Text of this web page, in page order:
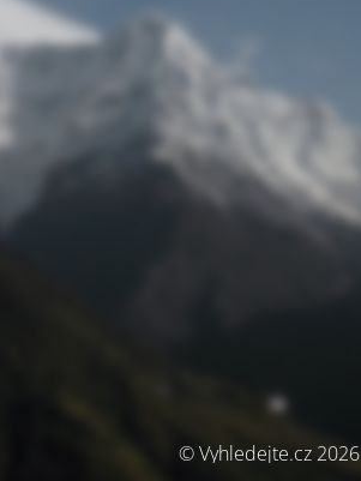
© Vyhledejte.cz 2026